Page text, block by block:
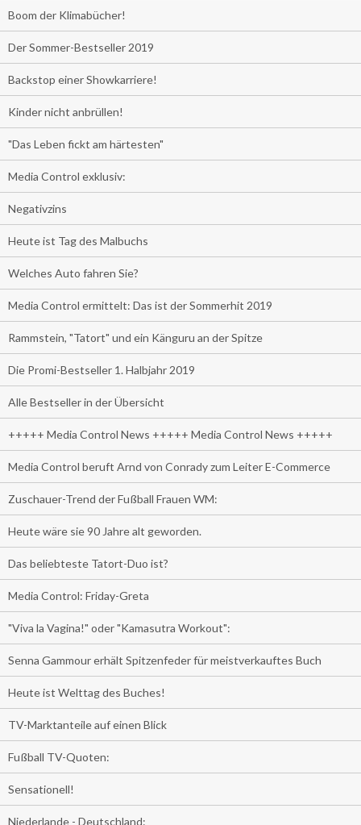
Boom der Klimabücher!
Der Sommer-Bestseller 2019
Backstop einer Showkarriere!
Kinder nicht anbrüllen!
"Das Leben fickt am härtesten"
Media Control exklusiv:
Negativzins
Heute ist Tag des Malbuchs
Welches Auto fahren Sie?
Media Control ermittelt: Das ist der Sommerhit 2019
Rammstein, "Tatort" und ein Känguru an der Spitze
Die Promi-Bestseller 1. Halbjahr 2019
Alle Bestseller in der Übersicht
+++++ Media Control News +++++ Media Control News +++++
Media Control beruft Arnd von Conrady zum Leiter E-Commerce
Zuschauer-Trend der Fußball Frauen WM:
Heute wäre sie 90 Jahre alt geworden.
Das beliebteste Tatort-Duo ist?
Media Control: Friday-Greta
"Viva la Vagina!" oder "Kamasutra Workout":
Senna Gammour erhält Spitzenfeder für meistverkauftes Buch
Heute ist Welttag des Buches!
TV-Marktanteile auf einen Blick
Fußball TV-Quoten:
Sensationell!
Niederlande - Deutschland: